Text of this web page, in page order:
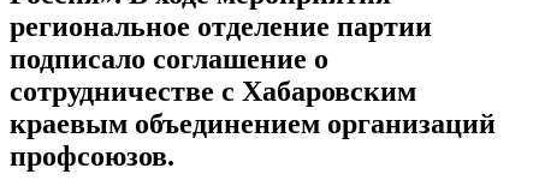
региональное отделение партии
подписало соглашение о
сотрудничестве с Хабаровским
краевым объединением организаций
профсоюзов.